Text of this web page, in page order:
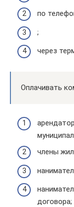
по
;
через
Оплачивать
члены
договора;